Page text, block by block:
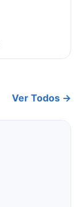
Ver Todos →